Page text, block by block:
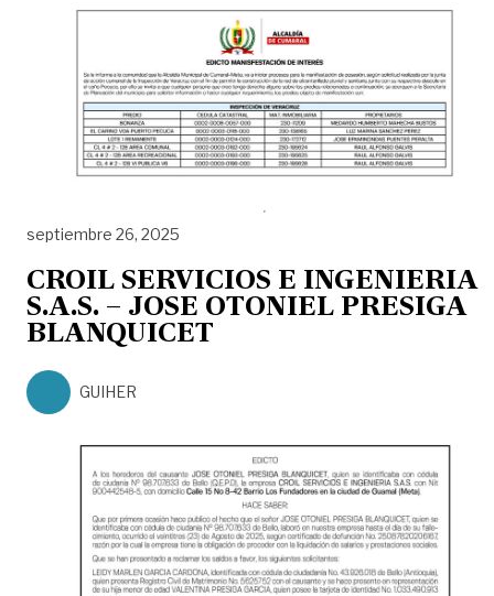
septiembre 26, 2025
CROIL SERVICIOS E INGENIERIA
S.A.S. – JOSE OTONIEL PRESIGA
BLANQUICET
GUIHER